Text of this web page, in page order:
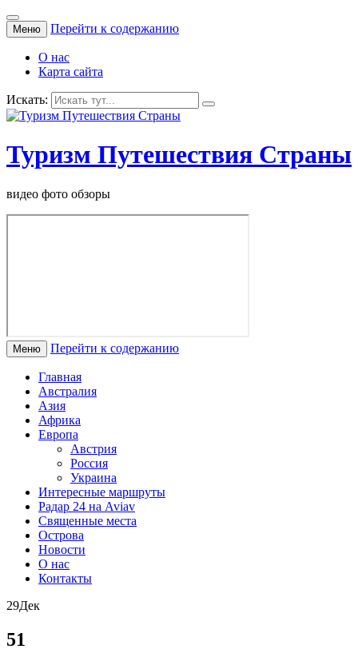
Меню Перейти к содержанию
О нас
Карта сайта
Искать:
Туризм Путешествия Страны
видео фото обзоры
Меню Перейти к содержанию
Главная
Австралия
Азия
Африка
Европа
Австрия
Россия
Украина
Интересные маршруты
Радар 24 на Aviav
Священные места
Острова
Новости
О нас
Контакты
29Дек
51